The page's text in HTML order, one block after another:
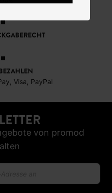
Visa, PayPal
von promod